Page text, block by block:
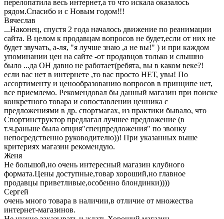
перелопатила весь интернет,а то что искала оказалось
рядом.Спасибо и с Новым годом!!!
Вячеслав
...Наконец, спустя 2 года началось движение по реанимации
сайта. В целом к продавцам вопросов не будет,если от них не
будет звучать, а-ля, "я лучше знаю ,а не вы!" ) и при каждом
упоминании цен на сайте -от продавцов только и слышно
было ...да ОН давно не работает(ребята, вы в каком веке?!
если вас нет в интернете ,то вас просто НЕТ, увы! По
ассортименту и ценообразованию вопросов в принципе нет,
все приемлемо. Рекомендовал бы данный магазин при поиске
конкретного товара и сопоставлении ценника с
предложениями в др. спортмагах, из практики бывало, что
Спортинструктор предлагал лучшее предложение (в
т.ч.раньше была опция"спецпредложения" по звонку
непосредственно руководителю))! При указанных выше
критериях магазин рекомендую.
Женя
Не большой,но очень интересный магазин клубного
формата.Цены доступные,товар хороший,но главное
продавцы приветливые,особенно блондинки))))
Сергей
очень много товара в наличии,в отличие от множества
интернет-магазинов.